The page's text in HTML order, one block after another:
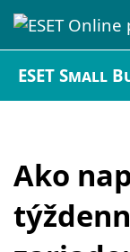
ESET Small
Ako